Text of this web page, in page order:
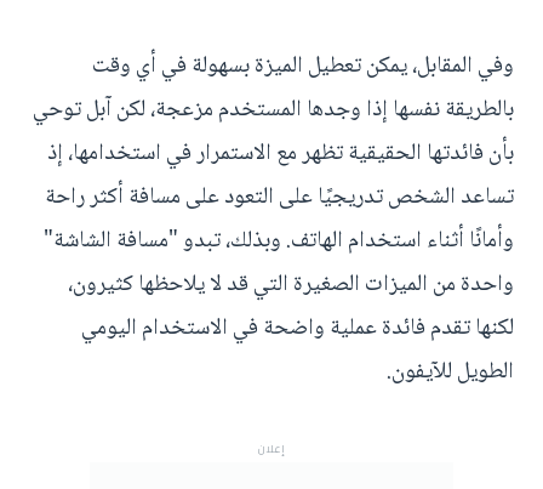
وفي المقابل، يمكن تعطيل الميزة بسهولة في أي وقت
بالطريقة نفسها إذا وجدها المستخدم مزعجة، لكن آبل توحي
بأن فائدتها الحقيقية تظهر مع الاستمرار في استخدامها، إذ
تساعد الشخص تدريجيًا على التعود على مسافة أكثر راحة
وأمانًا أثناء استخدام الهاتف. وبذلك، تبدو "مسافة الشاشة"
واحدة من الميزات الصغيرة التي قد لا يلاحظها كثيرون،
لكنها تقدم فائدة عملية واضحة في الاستخدام اليومي
الطويل للآيفون.
إعلان